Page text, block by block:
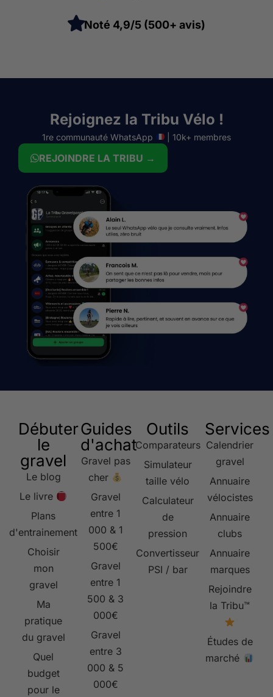
Noté 4,9/5 (500+ avis)
Rejoignez la Tribu Vélo !
1re communauté WhatsApp | 10k+ membres
REJOINDRE LA TRIBU →
Débuter
le
gravel
Le blog
Le livre
Plans
d'entrainement
Choisir
mon
gravel
Ma
pratique
du gravel
Quel
budget
pour le
Guides
d'achat
Gravel pas
cher
Gravel
entre 1
000 & 1
500€
Gravel
entre 1
500 & 3
000€
Gravel
entre 3
000 & 5
000€
Outils
Comparateurs
Simulateur
taille vélo
Calculateur
de
pression
Convertisseur
PSI / bar
Services
Calendrier
gravel
Annuaire
vélocistes
Annuaire
clubs
Annuaire
marques
Rejoindre
la Tribu™
Études de
marché